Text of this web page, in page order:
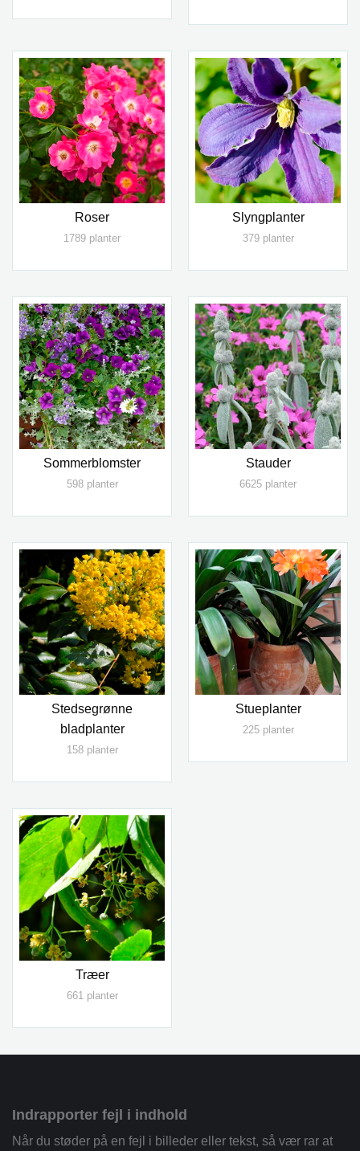
Roser
1789 planter
Slyngplanter
379 planter
Sommerblomster
598 planter
Stauder
6625 planter
Stedsegrønne
bladplanter
158 planter
Stueplanter
225 planter
Træer
661 planter
Indrapporter fejl i indhold
Når du støder på en fejl i billeder eller tekst, så vær rar at